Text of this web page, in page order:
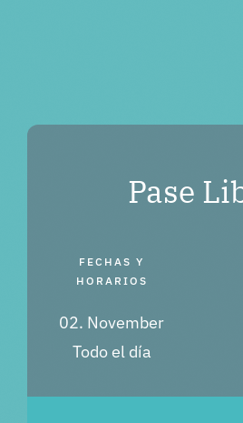
FECHAS Y
HORARIOS
02. November
Todo el día